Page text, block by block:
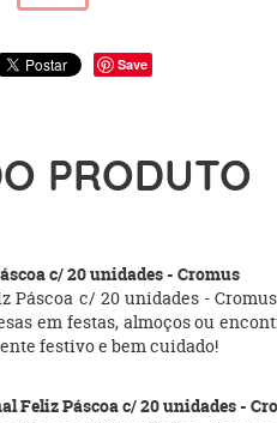
Save
PRODUTO
c/ 20 unidades - Cromus
Páscoa c/ 20 unidades -
em festas, almoços ou
festivo e bem cuidado!
Feliz Páscoa c/ 20 unidades -